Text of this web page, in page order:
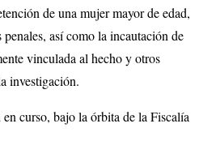
de una mujer mayor de edad,
penales, así como la incautación de
vinculada al hecho y otros
investigación.
curso, bajo la órbita de la Fiscalía